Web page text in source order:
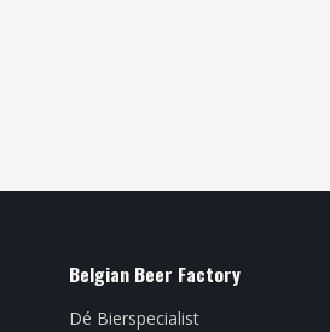
Belgian Beer Factory
Dé Bierspecialist